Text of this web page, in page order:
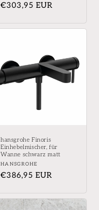
Normaler
€303,95 EUR
hansgrohe Finoris
Einhebelmischer, für
Wanne schwarz matt
Anbieter:
HANSGROHE
Normaler
€386,95 EUR